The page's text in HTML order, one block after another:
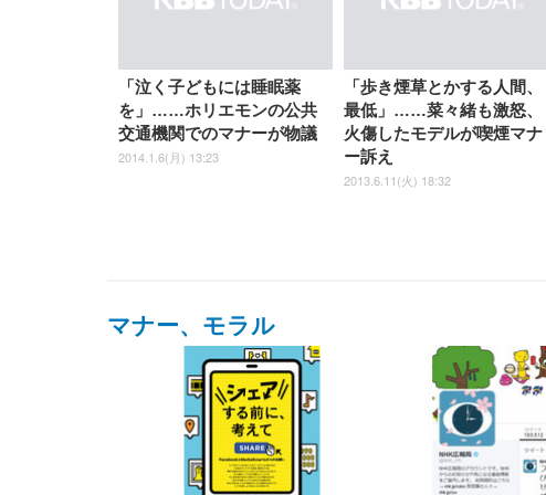
「泣く子どもには睡眠薬
を」……ホリエモンの公共
交通機関でのマナーが物議
2014.1.6(月) 13:23
「歩き煙草とかする人間、
最低」……菜々緒も激怒、
火傷したモデルが喫煙マナ
ー訴え
2013.6.11(火) 18:32
マナー、モラル